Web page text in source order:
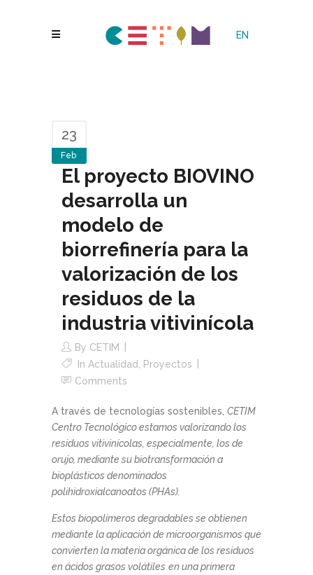
EN
23
Feb
El proyecto BIOVINO
desarrolla un
modelo de
biorrefinería para la
valorización de los
residuos de la
industria vitivinícola
By CETIM
In Actualidad
Proyectos
Comments
A través de tecnologías sostenibles, CETIM
Centro Tecnológico estamos valorizando los
residuos vitivinícolas, especialmente, los de
orujo, mediante su biotransformación a
bioplásticos denominados
polihidroxialcanoatos (PHAs).
Estos biopolímeros degradables se obtienen
mediante la aplicación de microorganismos que
convierten la materia orgánica de los residuos
en ácidos grasos volátiles en una primera